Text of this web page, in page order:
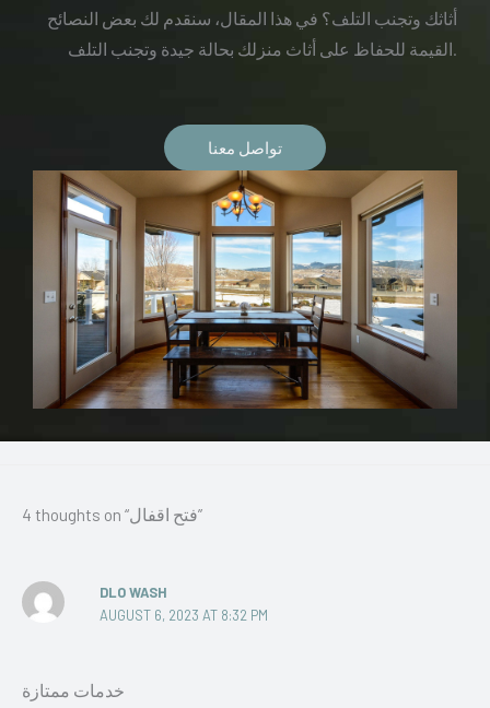
أثاثك وتجنب التلف؟ في هذا المقال، سنقدم لك بعض النصائح
القيمة للحفاظ على أثاث منزلك بحالة جيدة وتجنب التلف.
تواصل معنا
4 thoughts on “فتح اقفال”
DLO WASH
AUGUST 6, 2023 AT 8:32 PM
خدمات ممتازة